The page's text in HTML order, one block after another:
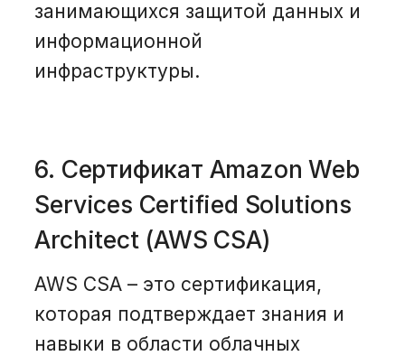
занимающихся защитой данных и
информационной
инфраструктуры.
6. Сертификат Amazon Web
Services Certified Solutions
Architect (AWS CSA)
AWS CSA – это сертификация,
которая подтверждает знания и
навыки в области облачных